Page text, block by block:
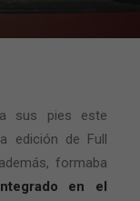
sus pies este
edición de Full
formaba
en el